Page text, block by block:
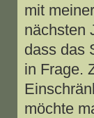
mit
nächsten
dass das
in Frage.
möchte